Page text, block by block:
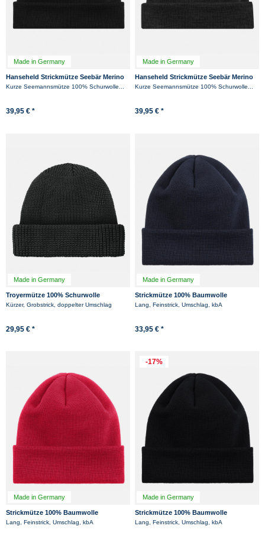
Made in Germany
Hanseheld Strickmütze Seebär Merino
Dockermütze kurz flach - Schwarz
Kurze Seemannsmütze 100% Schurwolle...
39,95 € *
Made in Germany
Hanseheld Strickmütze Seebär Merino
Dockermütze kurz flach - Anthrazit
Kurze Seemannsmütze 100% Schurwolle...
39,95 € *
Made in Germany
Troyermütze 100% Schurwolle
Hanseheld - Strickmütze aus Wolle -
Kürzer, Grobstrick, doppelter Umschlag
29,95 € *
Made in Germany
Strickmütze 100% Baumwolle
Hanseheld - Marine
Lang, Feinstrick, Umschlag, kbA
33,95 € *
Made in Germany
Strickmütze 100% Baumwolle
Hanseheld - Rot
Lang, Feinstrick, Umschlag, kbA
-17%
Made in Germany
Strickmütze 100% Baumwolle
Hanseheld - Schwarz
Lang, Feinstrick, Umschlag, kbA